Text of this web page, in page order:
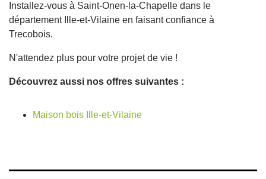
Installez-vous à Saint-Onen-la-Chapelle dans le
département Ille-et-Vilaine en faisant confiance à
Trecobois.
N'attendez plus pour votre projet de vie !
Découvrez aussi nos offres suivantes :
Maison bois Ille-et-Vilaine